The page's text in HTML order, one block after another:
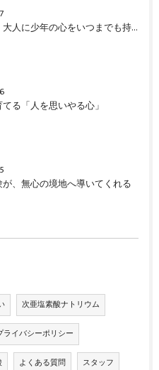
ラグビーは、大人に少年の心をいつまでも持ち続けさせる
る「人を思いやる心」
、無心の境地へ導いてくれる
次亜塩素酸ナトリウム
ライバシーポリシー
よくある質問 スタッフ